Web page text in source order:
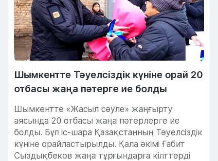
Шымкентте Тәуелсіздік күніне орай 20
отбасы жаңа пәтерге ие болды
Шымкентте «Жасыл сәуле» жаңғырту
аясында 20 отбасы жаңа пәтерлерге ие
болды. Бұл іс-шара Қазақстанның Тәуелсіздік
күніне орайластырылды. Қала әкімі Ғабит
Сыздықбеков жаңа тұрғындарға кілттерді